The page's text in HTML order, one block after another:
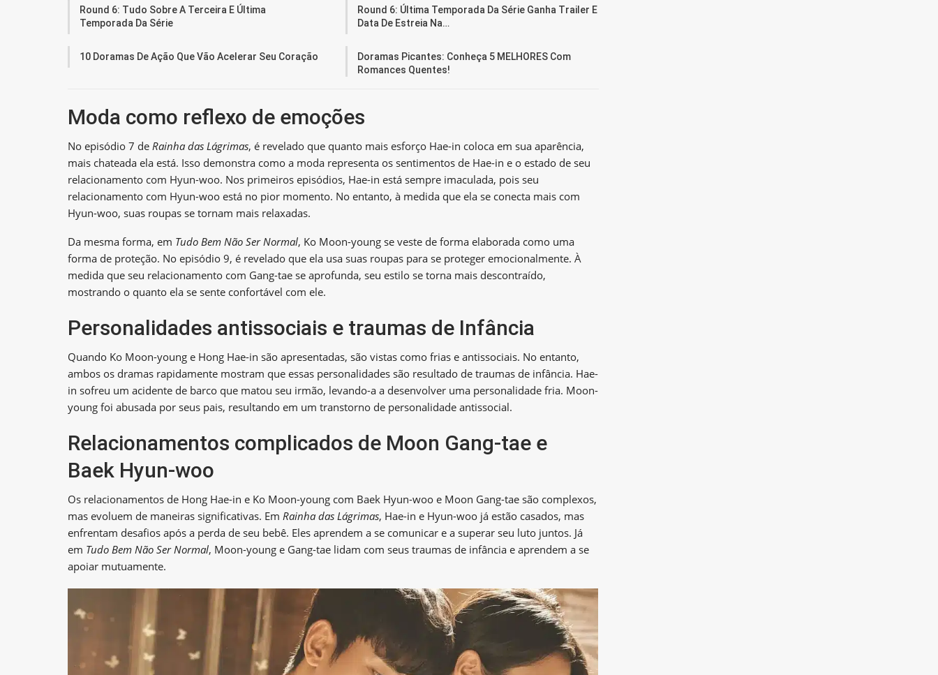
Round 6: Tudo Sobre A Terceira E Última
Temporada Da Série
Round 6: Última Temporada Da Série Ganha Trailer E
Data De Estreia Na…
10 Doramas De Ação Que Vão Acelerar Seu Coração
Doramas Picantes: Conheça 5 MELHORES Com
Romances Quentes!
Moda como reflexo de emoções
No episódio 7 de Rainha das Lágrimas, é revelado que quanto mais esforço Hae-in coloca em sua aparência,
mais chateada ela está. Isso demonstra como a moda representa os sentimentos de Hae-in e o estado de seu
relacionamento com Hyun-woo. Nos primeiros episódios, Hae-in está sempre imaculada, pois seu
relacionamento com Hyun-woo está no pior momento. No entanto, à medida que ela se conecta mais com
Hyun-woo, suas roupas se tornam mais relaxadas.
Da mesma forma, em Tudo Bem Não Ser Normal, Ko Moon-young se veste de forma elaborada como uma
forma de proteção. No episódio 9, é revelado que ela usa suas roupas para se proteger emocionalmente. À
medida que seu relacionamento com Gang-tae se aprofunda, seu estilo se torna mais descontraído,
mostrando o quanto ela se sente confortável com ele.
Personalidades antissociais e traumas de Infância
Quando Ko Moon-young e Hong Hae-in são apresentadas, são vistas como frias e antissociais. No entanto,
ambos os dramas rapidamente mostram que essas personalidades são resultado de traumas de infância. Hae-
in sofreu um acidente de barco que matou seu irmão, levando-a a desenvolver uma personalidade fria. Moon-
young foi abusada por seus pais, resultando em um transtorno de personalidade antissocial.
Relacionamentos complicados de Moon Gang-tae e
Baek Hyun-woo
Os relacionamentos de Hong Hae-in e Ko Moon-young com Baek Hyun-woo e Moon Gang-tae são complexos,
mas evoluem de maneiras significativas. Em Rainha das Lágrimas, Hae-in e Hyun-woo já estão casados, mas
enfrentam desafios após a perda de seu bebê. Eles aprendem a se comunicar e a superar seu luto juntos. Já
em Tudo Bem Não Ser Normal, Moon-young e Gang-tae lidam com seus traumas de infância e aprendem a se
apoiar mutuamente.